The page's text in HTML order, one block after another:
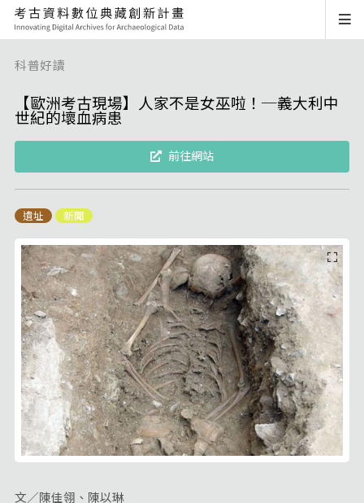
科普好讀
【歐洲考古現場】人家不是女巫啦！─義大利中
世紀的壞血病患
前往網站
遺址 新聞
文／陳佳翎、陳以琳